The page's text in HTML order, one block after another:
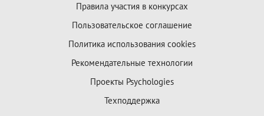
Правила участия в конкурсах
Пользовательское соглашение
Политика использования cookies
Рекомендательные технологии
Проекты Psychologies
Техподдержка